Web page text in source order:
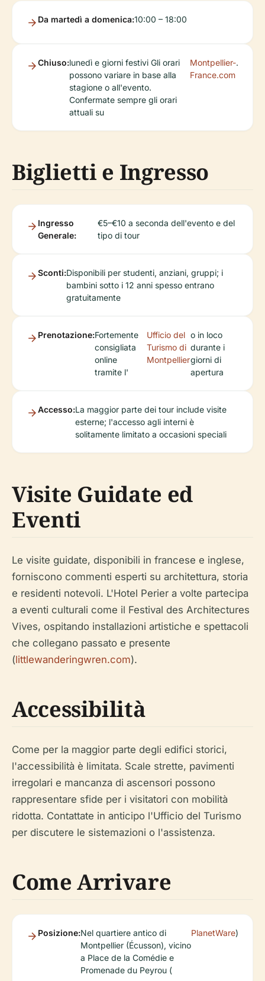
Da martedì a domenica:10:00 – 18:00
Chiuso:lunedì e giorni festivi Gli orari
possono variare in base alla
stagione o all'evento.
Confermate sempre gli orari
attuali su
Montpellier-
France.com
.
Biglietti e Ingresso
Ingresso
Generale:
€5–€10 a seconda dell'evento e del
tipo di tour
Sconti:Disponibili per studenti, anziani, gruppi; i
bambini sotto i 12 anni spesso entrano
gratuitamente
Prenotazione:Fortemente
consigliata
online
tramite l'
Ufficio del
Turismo di
Montpellier
o in loco
durante i
giorni di
apertura
Accesso:La maggior parte dei tour include visite
esterne; l'accesso agli interni è
solitamente limitato a occasioni speciali
Visite Guidate ed
Eventi
Le visite guidate, disponibili in francese e inglese,
forniscono commenti esperti su architettura, storia
e residenti notevoli. L'Hotel Perier a volte partecipa
a eventi culturali come il Festival des Architectures
Vives, ospitando installazioni artistiche e spettacoli
che collegano passato e presente
(littlewanderingwren.com).
Accessibilità
Come per la maggior parte degli edifici storici,
l'accessibilità è limitata. Scale strette, pavimenti
irregolari e mancanza di ascensori possono
rappresentare sfide per i visitatori con mobilità
ridotta. Contattate in anticipo l'Ufficio del Turismo
per discutere le sistemazioni o l'assistenza.
Come Arrivare
Posizione:Nel quartiere antico di
Montpellier (Écusson), vicino
a Place de la Comédie e
Promenade du Peyrou (
PlanetWare)